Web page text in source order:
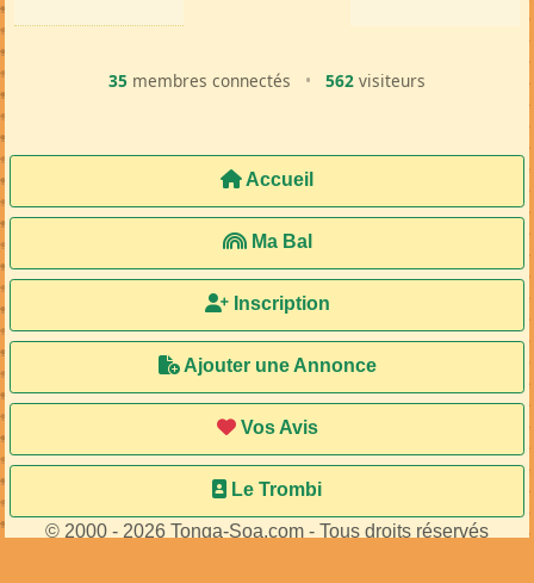
35 membres connectés • 562 visiteurs
Accueil
Ma Bal
Inscription
Ajouter une Annonce
Vos Avis
Le Trombi
© 2000 - 2026 Tonga-Soa.com - Tous droits réservés